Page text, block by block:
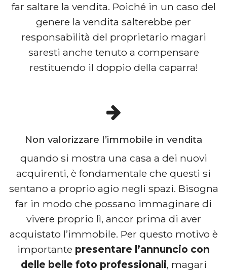
far saltare la vendita. Poiché in un caso del
genere la vendita salterebbe per
responsabilità del proprietario magari
saresti anche tenuto a compensare
restituendo il doppio della caparra!
Non valorizzare l’immobile in vendita
quando si mostra una casa a dei nuovi
acquirenti, è fondamentale che questi si
sentano a proprio agio negli spazi. Bisogna
far in modo che possano immaginare di
vivere proprio lì, ancor prima di aver
acquistato l’immobile. Per questo motivo è
importante presentare l’annuncio con
delle belle foto professionali, magari